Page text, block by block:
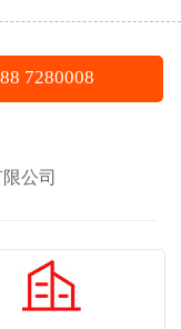
7280008
公司